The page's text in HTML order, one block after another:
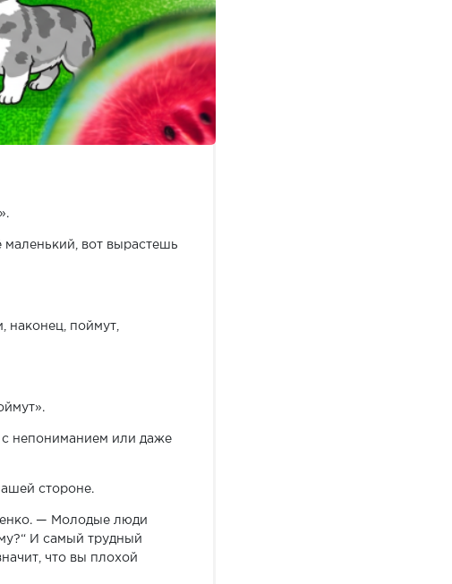
маленький, вот вырастешь
наконец, поймут,
с непониманием или даже
стороне.
— Молодые люди
И самый трудный
что вы плохой